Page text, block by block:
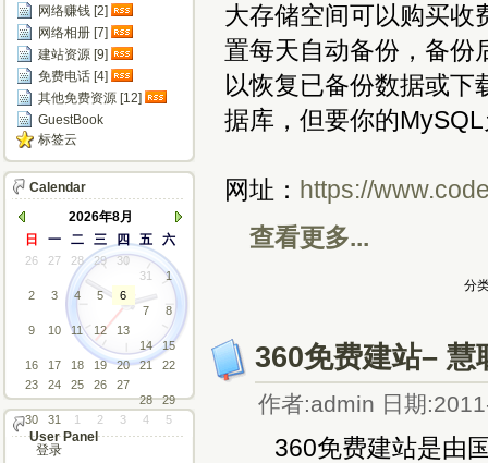
大存储空间可以购买收
置每天自动备份，备份
以恢复已备份数据或
据库，但要你的
网址： https://
查看更多...
分
360免费建站– 慧
作者:admin 日期
360免费建站是由国
网络赚钱 [2]
网络相册 [7]
建站资源 [9]
免费电话 [4]
其他免费资源 [12]
GuestBook
标签云
Calendar
2026年8月
日
一 二 三 四 五 六
26 27 28 29
30
31
1
2
3 4 5
6
7
8
9
10 11 12
13
14
15
16
17 18 19 20 21
22
23
24 25 26
27
28
29
30
31 1 2 3 4 5
User Panel
登录